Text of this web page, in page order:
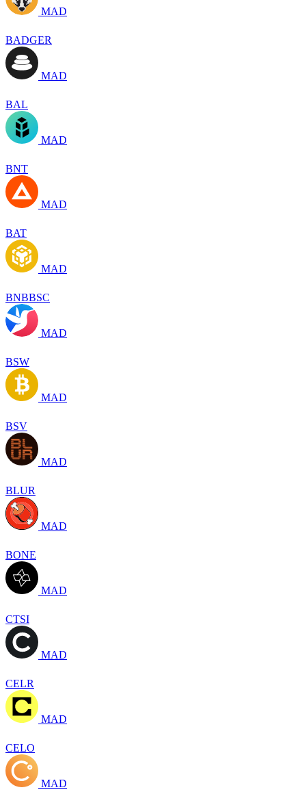
MAD
BADGER
MAD
BAL
MAD
BNT
MAD
BAT
MAD
BNBBSC
MAD
BSW
MAD
BSV
MAD
BLUR
MAD
BONE
MAD
CTSI
MAD
CELR
MAD
CELO
MAD